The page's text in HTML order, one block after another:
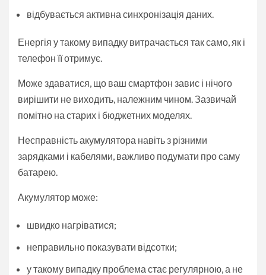
відбувається активна синхронізація даних.
Енергія у такому випадку витрачається так само, як і
телефон її отримує.
Може здаватися, що ваш смартфон завис і нічого
вирішити не виходить, належним чином. Зазвичай
помітно на старих і бюджетних моделях.
Несправність акумулятора навіть з різними
зарядками і кабелями, важливо подумати про саму
батарею.
Акумулятор може:
швидко нагріватися;
неправильно показувати відсотки;
у такому випадку проблема стає регулярною, а не